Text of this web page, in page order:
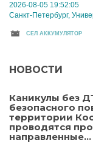
2026-08-05 19:52:05
Санкт-Петербург,
CЕЛ АККУМУЛЯТОР
НОВОСТИ
Каникулы без
безопасного
территории
проводятся
направленные...